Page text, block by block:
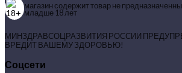
магазин содержит товар не
младше 18 лет
МИНЗДРАВСОЦРАЗВИТИЯ РОССИИ
ВРЕДИТ ВАШЕМУ ЗДОРОВЬЮ!
Соцсети